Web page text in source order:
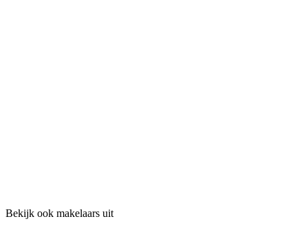
Bekijk ook makelaars uit